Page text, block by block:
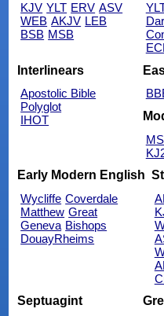
KJV YLT ERV ASV
WEB AKJV LEB
BSB MSB
Interlinears
Apostolic Bible
Polyglot
IHOT
Early Modern English
Wycliffe Coverdale
Matthew Great
Geneva Bishops
DouayRheims
Septuagint